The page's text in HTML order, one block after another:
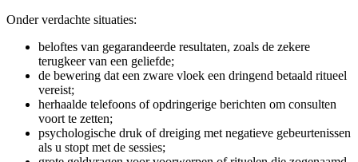
Onder verdachte situaties:
beloftes van gegarandeerde resultaten, zoals de zekere
terugkeer van een geliefde;
de bewering dat een zware vloek een dringend betaald ritueel
vereist;
herhaalde telefoons of opdringerige berichten om consulten
voort te zetten;
psychologische druk of dreiging met negatieve gebeurtenissen
als u stopt met de sessies;